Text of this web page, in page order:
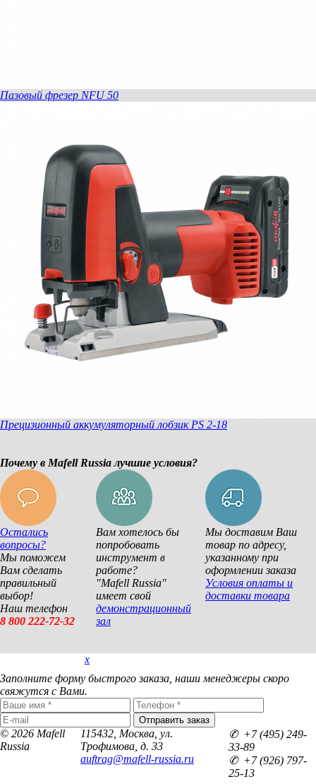
Пазовый фрезер NFU 50
Прецизионный аккумуляторный лобзик PS 2-18
Почему в Mafell Russia лучшие условия?
Остались
вопросы?
Мы поможем
Вам сделать
правильный
выбор!
Наш телефон
8 800 222-72-32
Вам хотелось бы
попробовать
инструмент в
работе?
"Mafell Russia"
имеет свой
демонстрационный
зал
Мы доставим Ваш
товар по адресу,
указанному при
оформлении заказа
Условия оплаты и
доставки товара
Покупка в 1 кликx
Заполните форму быстрого заказа, наши менеджеры скоро
свяжутся с Вами.
© 2026 Mafell
Russia
115432, Москва, ул.
Трофимова, д. 33
auftrag@mafell-russia.ru
✆ +7 (495) 249-
33-89
✆ +7 (926) 797-
25-13